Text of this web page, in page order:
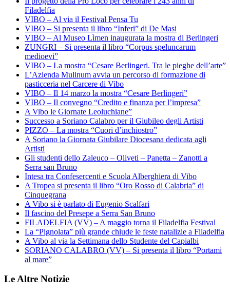
Filadelfia
VIBO – Al via il Festival Pensa Tu
VIBO – Si presenta il libro “Inferi” di De Masi
VIBO – Al Museo Lìmen inaugurata la mostra di Berlingeri
ZUNGRI – Si presenta il libro “Corpus speluncarum
medioevi”
VIBO – La mostra “Cesare Berlingeri. Tra le pieghe dell’arte”
L’Azienda Mulinum avvia un percorso di formazione di
pasticceria nel Carcere di Vibo
VIBO – Il 14 marzo la mostra “Cesare Berlingeri”
VIBO – Il convegno “Credito e finanza per l’impresa”
A Vibo le Giornate Leoluchiane”
Successo a Soriano Calabro per il Giubileo degli Artisti
PIZZO – La mostra “Cuori d’inchiostro”
A Soriano la Giornata Giubilare Diocesana dedicata agli
Artisti
Gli studenti dello Zaleuco – Oliveti – Panetta – Zanotti a
Serra san Bruno
Intesa tra Confesercenti e Scuola Alberghiera di Vibo
A Tropea si presenta il libro “Oro Rosso di Calabria” di
Cinquegrana
A Vibo si è parlato di Eugenio Scalfari
Il fascino del Presepe a Serra San Bruno
FILADELFIA (VV) – A maggio torna il Filadelfia Festival
La “Pignolata” più grande chiude le feste natalizie a Filadelfia
A Vibo al via la Settimana dello Studente del Capialbi
SORIANO CALABRO (VV) – Si presenta il libro “Portami
al mare”
Le Altre Notizie